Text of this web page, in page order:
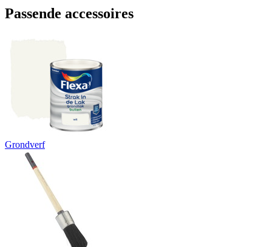
Passende accessoires
Grondverf